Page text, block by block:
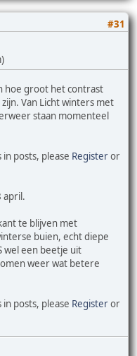
#31
hoe groot het contrast
Van Licht winters met
staan momenteel
posts, please Registeror
april.
te blijven met
buien, echt diepe
wel een beetje uit
weer wat betere
posts, please Registeror